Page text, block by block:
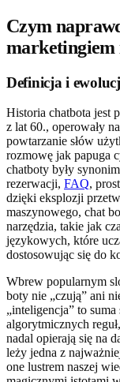
Czym
Definicja i
Historia chatbota jest
z lat 60., operowały
powtarzanie słów
rozmowę jak papuga
chatboty były
rezerwacji, FAQ,
dzięki eksplozji
maszynowego, chat
narzędzia, takie jak
językowych, które
dostosowując się do
Wbrew popularnym
boty nie „czują” ani
„inteligencja” to
algorytmicznych
nadal opierają się na
leży jedna z
one lustrem naszej